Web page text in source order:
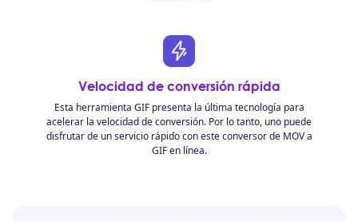
Velocidad de conversión rápida
Esta herramienta GIF presenta la última tecnología para
acelerar la velocidad de conversión. Por lo tanto, uno puede
disfrutar de un servicio rápido con este conversor de MOV a
GIF en línea.